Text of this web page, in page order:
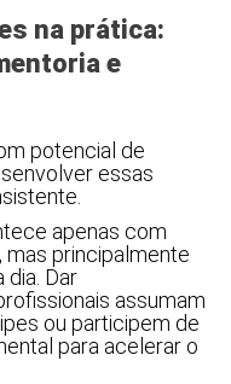
na prática:
e
potencial de
essas
apenas com
principalmente
dia. Dar
assumam
ou participem de
para acelerar o